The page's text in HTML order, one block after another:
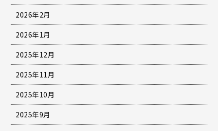
2026年2月
2026年1月
2025年12月
2025年11月
2025年10月
2025年9月